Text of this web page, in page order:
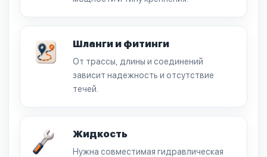
Шланги и фитинги
От трассы, длины и соединений
зависит надежность и отсутствие
течей.
Жидкость
Нужна совместимая гидравлическая